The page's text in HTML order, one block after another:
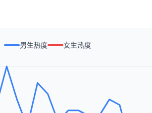
男生热度 女生热度